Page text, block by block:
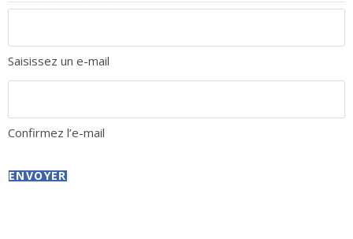
Saisissez un e-mail
Confirmez l’e-mail
ENVOYER